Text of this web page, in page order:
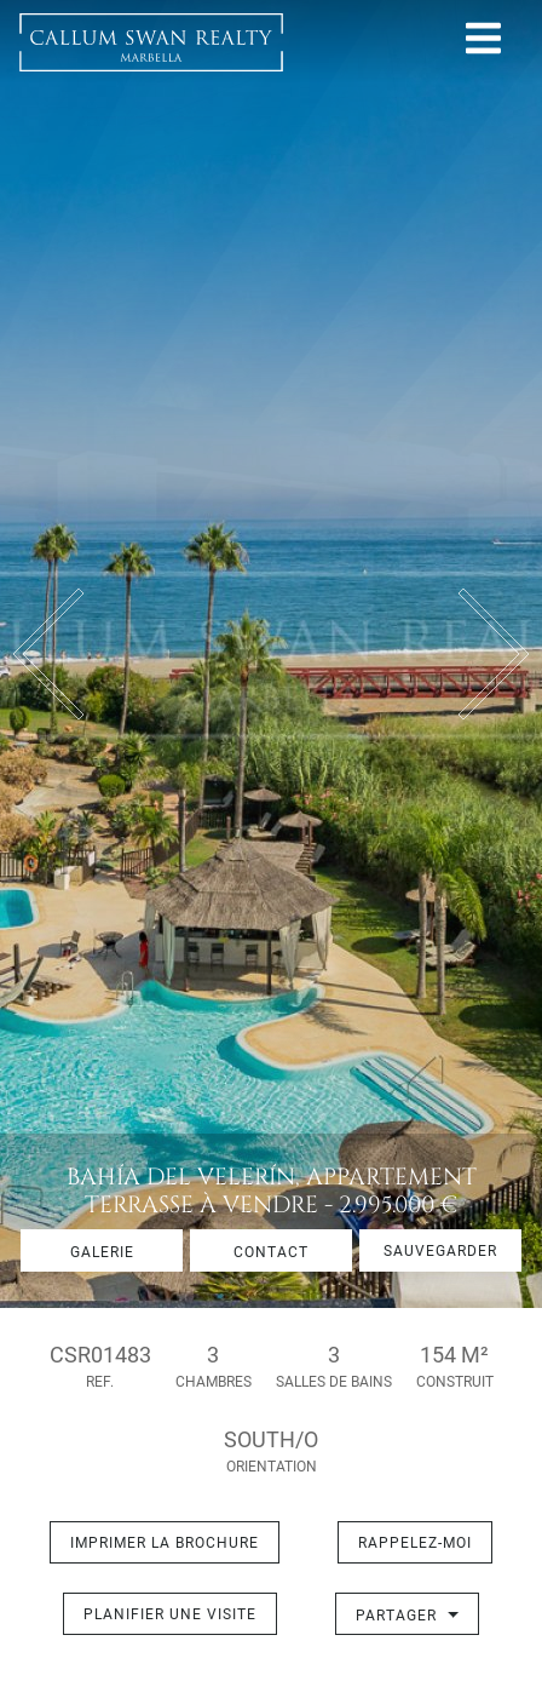
BAHÍA DEL VELERÍN, APPARTEMENT
TERRASSE À VENDRE - 2.995.000 €
GALERIE CONTACT SAUVEGARDER
CSR01483
REF.
3
CHAMBRES
3
SALLES DE BAINS
154 M²
CONSTRUIT
SOUTH/O
ORIENTATION
IMPRIMER LA BROCHURE RAPPELEZ-MOI
PLANIFIER UNE VISITE PARTAGER